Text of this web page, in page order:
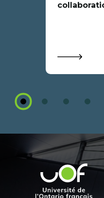
1
informations
supplémentaires